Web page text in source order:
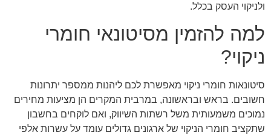
ולניקוי העסק בכלל.
למה להזמין מסיטונאי חומרי
ניקוי?
סיטונאות חומרי ניקוי מאפשרת לכם ליהנות ממספר יתרונות
חשובים. בראש ובראשונה, במרבית המקרים הן מציעות מחירים
נמוכים משמעותית משל רשתות השיווק, ואם לוקחים בחשבון
שתקציב חומרי הניקוי של ארגונים גדולים עומד על עשרות אלפי